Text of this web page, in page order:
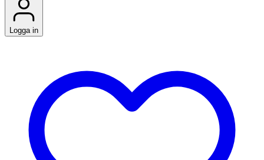
Logga in